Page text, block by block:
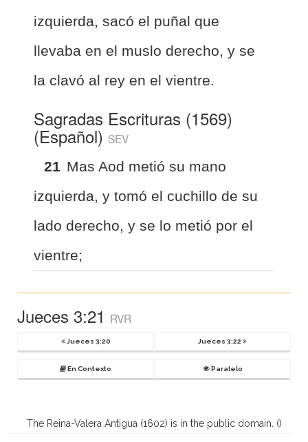
izquierda, sacó el puñal que
llevaba en el muslo derecho, y se
la clavó al rey en el vientre.
Sagradas Escrituras (1569)
(Español) SEV
21 Mas Aod metió su mano
izquierda, y tomó el cuchillo de su
lado derecho, y se lo metió por el
vientre;
Jueces 3:21 RVR
Jueces 3:20 Jueces 3:22
En Contexto Paralelo
The Reina-Valera Antigua (1602) is in the public domain. ()